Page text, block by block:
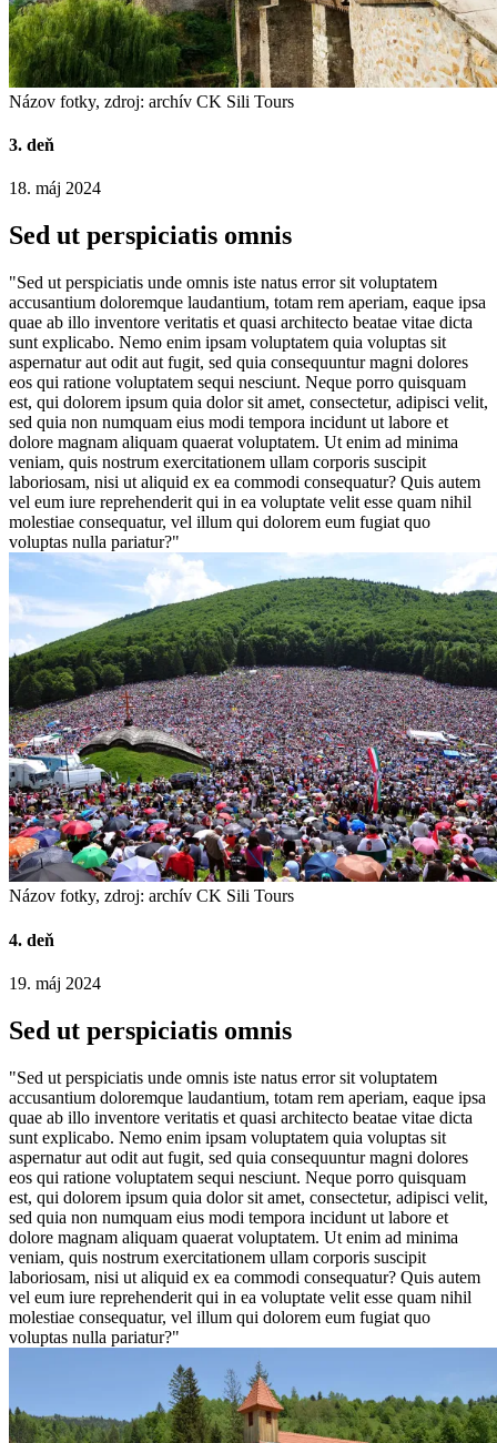
Názov fotky, zdroj: archív CK Sili Tours
3. deň
18. máj 2024
Sed ut perspiciatis omnis
"Sed ut perspiciatis unde omnis iste natus error sit voluptatem
accusantium doloremque laudantium, totam rem aperiam, eaque ipsa
quae ab illo inventore veritatis et quasi architecto beatae vitae dicta
sunt explicabo. Nemo enim ipsam voluptatem quia voluptas sit
aspernatur aut odit aut fugit, sed quia consequuntur magni dolores
eos qui ratione voluptatem sequi nesciunt. Neque porro quisquam
est, qui dolorem ipsum quia dolor sit amet, consectetur, adipisci velit,
sed quia non numquam eius modi tempora incidunt ut labore et
dolore magnam aliquam quaerat voluptatem. Ut enim ad minima
veniam, quis nostrum exercitationem ullam corporis suscipit
laboriosam, nisi ut aliquid ex ea commodi consequatur? Quis autem
vel eum iure reprehenderit qui in ea voluptate velit esse quam nihil
molestiae consequatur, vel illum qui dolorem eum fugiat quo
voluptas nulla pariatur?"
Názov fotky, zdroj: archív CK Sili Tours
4. deň
19. máj 2024
Sed ut perspiciatis omnis
"Sed ut perspiciatis unde omnis iste natus error sit voluptatem
accusantium doloremque laudantium, totam rem aperiam, eaque ipsa
quae ab illo inventore veritatis et quasi architecto beatae vitae dicta
sunt explicabo. Nemo enim ipsam voluptatem quia voluptas sit
aspernatur aut odit aut fugit, sed quia consequuntur magni dolores
eos qui ratione voluptatem sequi nesciunt. Neque porro quisquam
est, qui dolorem ipsum quia dolor sit amet, consectetur, adipisci velit,
sed quia non numquam eius modi tempora incidunt ut labore et
dolore magnam aliquam quaerat voluptatem. Ut enim ad minima
veniam, quis nostrum exercitationem ullam corporis suscipit
laboriosam, nisi ut aliquid ex ea commodi consequatur? Quis autem
vel eum iure reprehenderit qui in ea voluptate velit esse quam nihil
molestiae consequatur, vel illum qui dolorem eum fugiat quo
voluptas nulla pariatur?"